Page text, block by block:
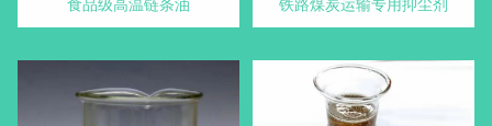
食品级高温链条油 铁路煤炭运输专用抑尘剂